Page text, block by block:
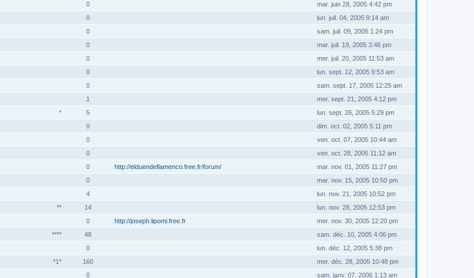
0
mar. juin 28, 2005 4:42 pm
0
lun. juil. 04, 2005 9:14 am
0
sam. juil. 09, 2005 1:24 pm
0
mar. juil. 19, 2005 3:46 pm
0
mer. juil. 20, 2005 11:53 am
0
lun. sept. 12, 2005 9:53 am
0
sam. sept. 17, 2005 12:25 am
1
mer. sept. 21, 2005 4:12 pm
*
5
lun. sept. 26, 2005 5:29 pm
0
dim. oct. 02, 2005 5:11 pm
0
ven. oct. 07, 2005 10:44 am
0
ven. oct. 28, 2005 11:12 am
0 http://elduendeflamenco.free.fr/forum/
mar. nov. 01, 2005 11:27 pm
0
mar. nov. 15, 2005 10:50 pm
4
lun. nov. 21, 2005 10:52 pm
**
14
lun. nov. 28, 2005 12:53 pm
0 http://joseph.lipomi.free.fr
mer. nov. 30, 2005 12:20 pm
****
48
sam. déc. 10, 2005 4:06 pm
0
lun. déc. 12, 2005 5:38 pm
*1*
160
mer. déc. 28, 2005 10:48 pm
0 sam. janv. 07, 2006 1:13 am